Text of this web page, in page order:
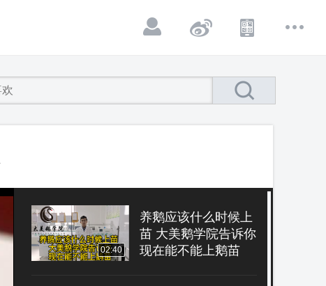
02:40
养鹅应该什么时候上
苗 大美鹅学院告诉你
现在能不能上鹅苗